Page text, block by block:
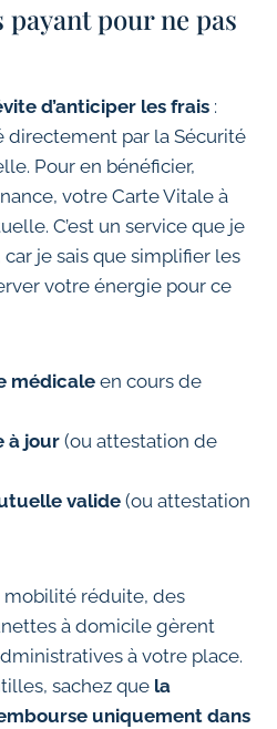
payant pour ne pas
d’anticiper les frais :
directement par la Sécurité
Pour en bénéficier,
votre Carte Vitale à
C’est un service que je
je sais que simplifier les
votre énergie pour ce
médicale en cours de
à jour (ou attestation de
valide(ou attestation
mobilité réduite, des
à domicile gèrent
à votre place.
sachez que la
uniquement dans